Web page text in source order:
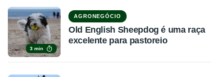
3 min
AGRONEGÓCIO
Old English Sheepdog é uma raça
excelente para pastoreio